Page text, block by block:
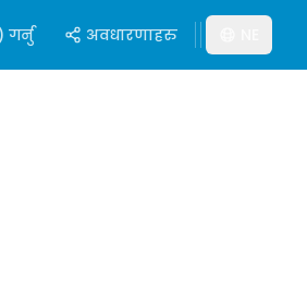
गर्नु अवधारणाहरु